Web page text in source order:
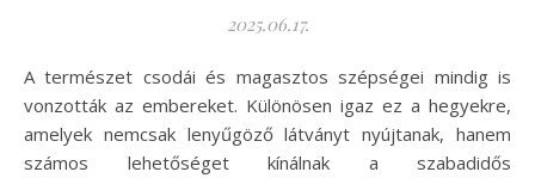
2025.06.17.
A természet csodái és magasztos szépségei mindig is
vonzották az embereket. Különösen igaz ez a hegyekre,
amelyek nemcsak lenyűgöző látványt nyújtanak, hanem
számos lehetőséget kínálnak a szabadidős